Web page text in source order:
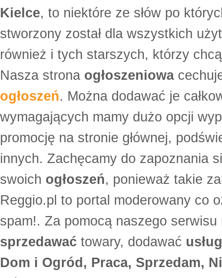
Kielce, to niektóre ze słów po
stworzony został dla wszystkich
również i tych starszych, którzy
Nasza strona ogłoszeniowa
ogłoszeń. Można dodawać je
wymagających mamy dużo opcji
promocję na stronie głównej,
innych. Zachęcamy do zapoznania
swoich ogłoszeń, ponieważ takie
Reggio.pl to portal moderowany co
spam!. Za pomocą naszego
sprzedawać towary, dodawać
Dom i Ogród, Praca, Sprzedam,